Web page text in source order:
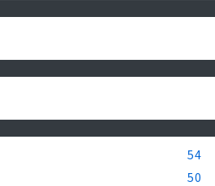
54
50